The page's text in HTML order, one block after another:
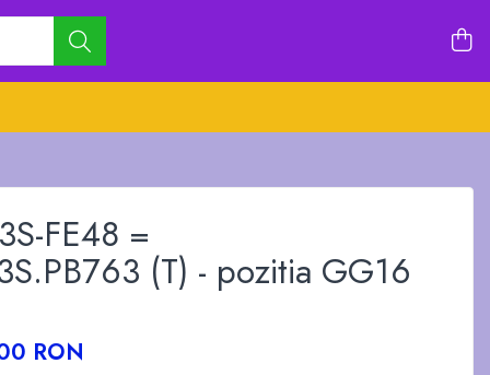
FE48 =
(T) - pozitia GG16
RON